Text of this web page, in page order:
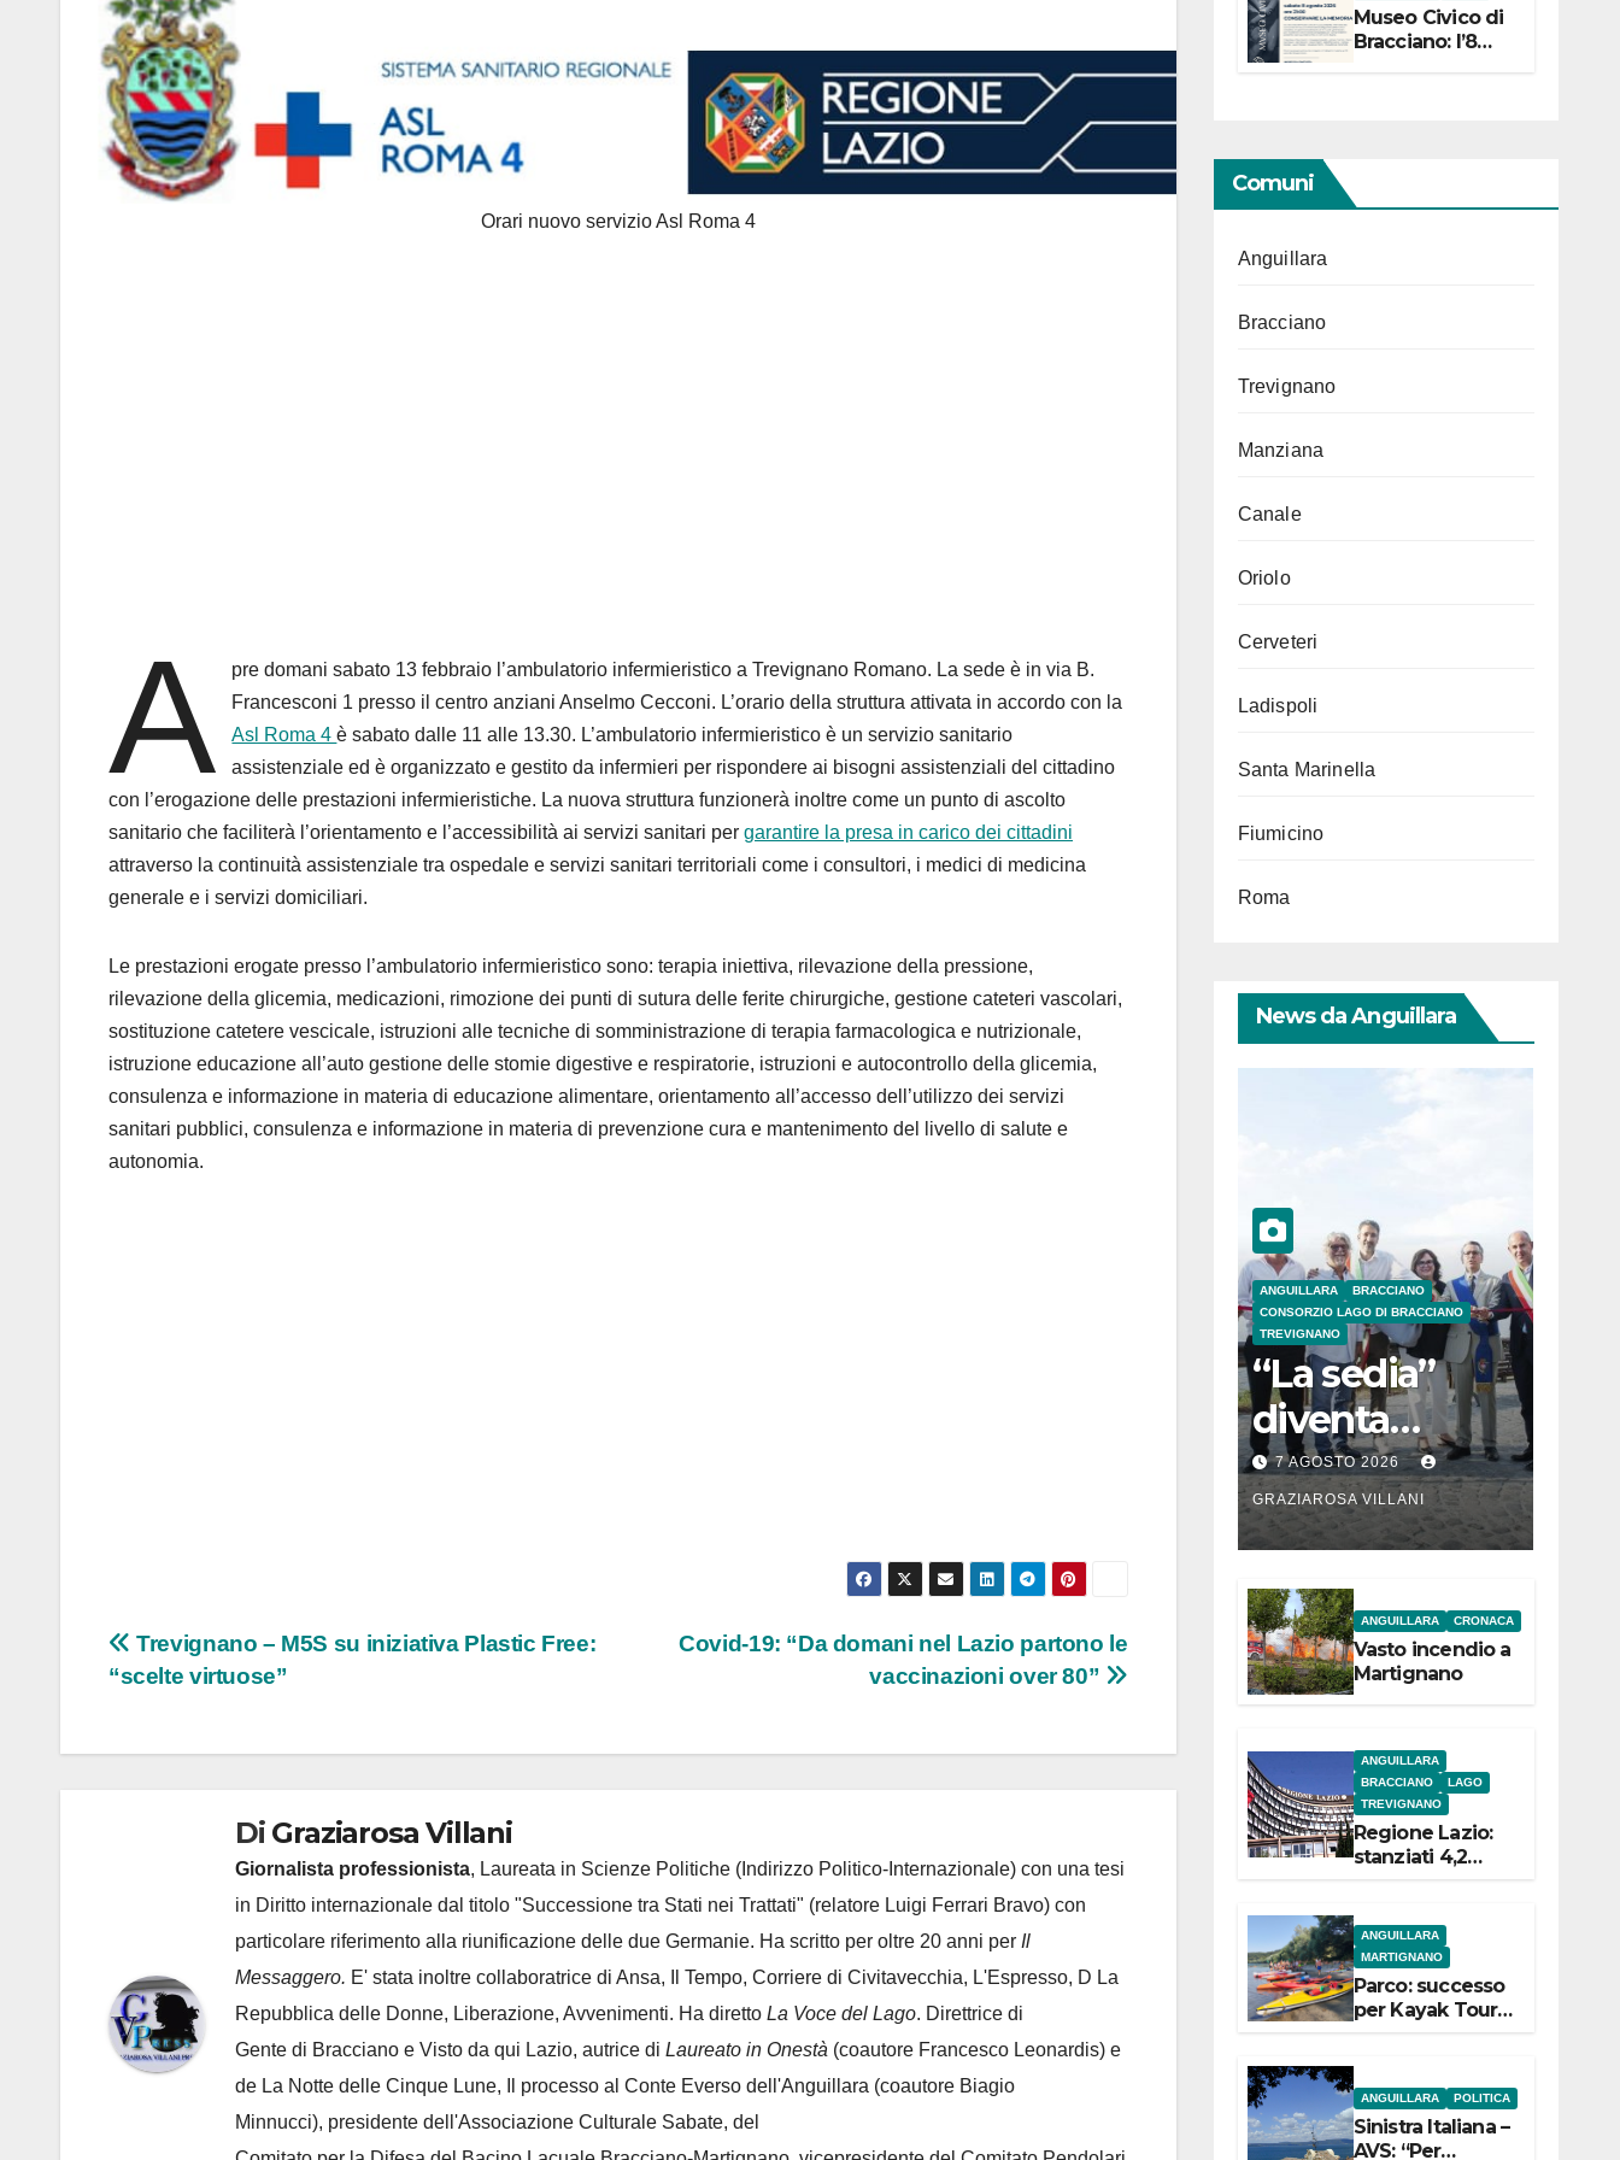
Orari nuovo servizio Asl Roma 4
A
pre domani sabato 13 febbraio l’ambulatorio infermieristico a Trevignano Romano. La sede è in via B.
Francesconi 1 presso il centro anziani Anselmo Cecconi. L’orario della struttura attivata in accordo con la
Asl Roma 4è sabato dalle 11 alle 13.30. L’ambulatorio infermieristico è un servizio sanitario
assistenziale ed è organizzato e gestito da infermieri per rispondere ai bisogni assistenziali del cittadino
con l’erogazione delle prestazioni infermieristiche. La nuova struttura funzionerà inoltre come un punto di ascolto
sanitario che faciliterà l’orientamento e l’accessibilità ai servizi sanitari per garantire la presa in carico dei cittadini
attraverso la continuità assistenziale tra ospedale e servizi sanitari territoriali come i consultori, i medici di medicina
generale e i servizi domiciliari.
Le prestazioni erogate presso l’ambulatorio infermieristico sono: terapia iniettiva, rilevazione della pressione,
rilevazione della glicemia, medicazioni, rimozione dei punti di sutura delle ferite chirurgiche, gestione cateteri vascolari,
sostituzione catetere vescicale, istruzioni alle tecniche di somministrazione di terapia farmacologica e nutrizionale,
istruzione educazione all’auto gestione delle stomie digestive e respiratorie, istruzioni e autocontrollo della glicemia,
consulenza e informazione in materia di educazione alimentare, orientamento all’accesso dell’utilizzo dei servizi
sanitari pubblici, consulenza e informazione in materia di prevenzione cura e mantenimento del livello di salute e
autonomia.
Navigazione
Covid-19: “Da domani nel Lazio partono le
vaccinazioni over 80”
Trevignano – M5S su iniziativa Plastic Free:
“scelte virtuose”
Di Graziarosa Villani
Giornalista professionista, Laureata in Scienze Politiche (Indirizzo Politico-Internazionale) con una tesi
in Diritto internazionale dal titolo "Successione tra Stati nei Trattati" (relatore Luigi Ferrari Bravo) con
particolare riferimento alla riunificazione delle due Germanie. Ha scritto per oltre 20 anni per Il
Messaggero. E' stata inoltre collaboratrice di Ansa, Il Tempo, Corriere di Civitavecchia, L'Espresso, D La
Repubblica delle Donne, Liberazione, Avvenimenti. Ha diretto La Voce del Lago. Direttrice di
Gente di Bracciano e Visto da qui Lazio, autrice di Laureato in Onestà (coautore Francesco Leonardis) e
de La Notte delle Cinque Lune, Il processo al Conte Everso dell'Anguillara (coautore Biagio
Minnucci), presidente dell'Associazione Culturale Sabate, del
Museo Civico di
Bracciano: l’8
Comuni
Anguillara
Bracciano
Trevignano
Manziana
Canale
Oriolo
Cerveteri
Ladispoli
Santa Marinella
Fiumicino
Roma
News da Anguillara
ANGUILLARA
BRACCIANO
CONSORZIO LAGO DI BRACCIANO
TREVIGNANO
“La sedia”
diventa
Belvedere sul
lago di
Bracciano: ieri
l’inaugurazion
e
7 AGOSTO 2026
GRAZIAROSA VILLANI
ANGUILLARA CRONACA
Vasto incendio a
Martignano
ANGUILLARA
BRACCIANO
LAGO
TREVIGNANO
Regione Lazio:
stanziati 4,2
dell’Etruria
Meridionale
ANGUILLARA
MARTIGNANO
Parco: successo
per Kayak Tour a
ANGUILLARA POLITICA
Sinistra Italiana –
AVS: “Per